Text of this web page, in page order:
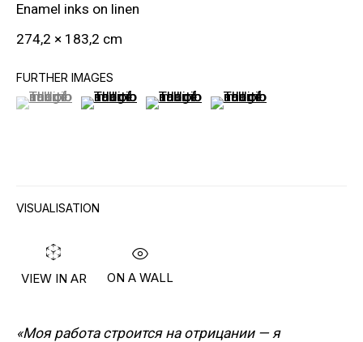
Контакты
Facebook*
Enamel inks on linen
274,2 × 183,2 cm
FURTHER IMAGES
(View a larger image of thumbnail 1 )
, currently selected.
, currently selected.
, currently selected.(View a larger image of thumbnail 2 )
(View a larger image of thumbnail
(View a larger image of
VISUALISATION
VIEW IN AR ON A WALL
«Моя работа строится на отрицании — я